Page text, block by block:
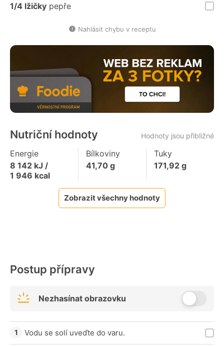
1/4 lžičky pepře
Nahlásit chybu v receptu
Nutriční hodnoty Hodnoty jsou přibližné
Energie
8 142 kJ /
1 946 kcal
Bílkoviny
41,70g
Tuky
171,92g
Zobrazit všechny hodnoty
Postup přípravy
Nezhasínat obrazovku
Vodu se solí uveďte do varu.